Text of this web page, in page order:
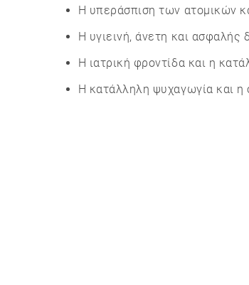
Η υπεράσπιση των ατομικών
Η υγιεινή, άνετη και
Η ιατρική φροντίδα και η
Η κατάλληλη ψυχαγωγία και